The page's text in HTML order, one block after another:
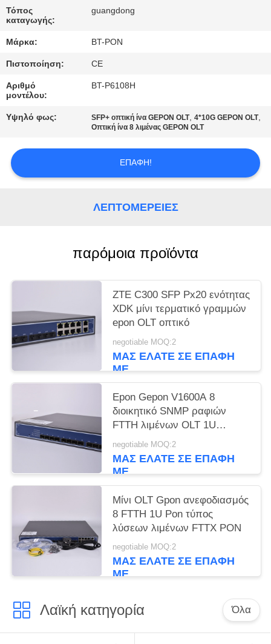
ΈΝΑ
ΑΠΌΣΠΑΣΜΑ
SITEMAP
POLICY
Τόπος
καταγωγής:
guangdong
Μάρκα: BT-PON
Πιστοποίηση: CE
Αριθμό
μοντέλου:
BT-P6108H
Υψηλό φως: SFP+ οπτική ίνα GEPON OLT,4*10G GEPON OLT,
Οπτική ίνα 8 λιμένας GEPON OLT
ΕΠΑΦΉ!
ΛΕΠΤΟΜΈΡΕΙΕΣ
παρόμοια προϊόντα
ZTE C300 SFP Px20 ενότητας
XDK μίνι τερματικό γραμμών
epon OLT οπτικό
negotiable MOQ:2
ΜΑΣ ΕΛΆΤΕ ΣΕ ΕΠΑΦΉ
ΜΕ
Epon Gepon V1600A 8
διοικητικό SNMP ραφιών
FTTH λιμένων OLT 1U
τυποποιημένο
negotiable MOQ:2
ΜΑΣ ΕΛΆΤΕ ΣΕ ΕΠΑΦΉ
ΜΕ
Μίνι OLT Gpon ανεφοδιασμός
8 FTTH 1U Pon τύπος
λύσεων λιμένων FTTX PON
negotiable MOQ:2
ΜΑΣ ΕΛΆΤΕ ΣΕ ΕΠΑΦΉ
ΜΕ
Λαϊκή κατηγορία Όλα